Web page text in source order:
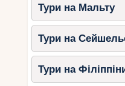
Тури на Мальту
Тури на
Тури на